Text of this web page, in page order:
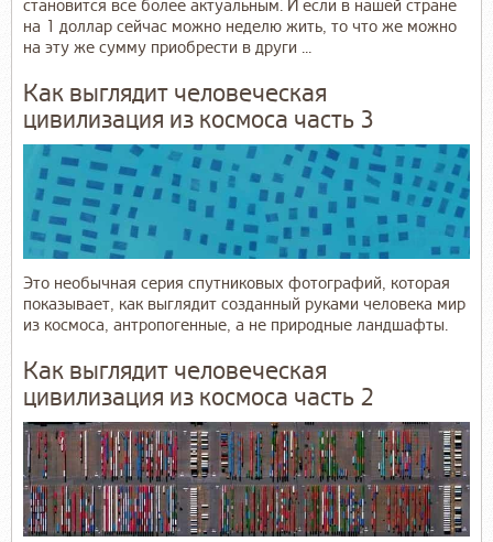
становится все более актуальным. И если в нашей стране
на 1 доллар сейчас можно неделю жить, то что же можно
на эту же сумму приобрести в други ...
Как выглядит человеческая
цивилизация из космоса часть 3
Это необычная серия спутниковых фотографий, которая
показывает, как выглядит созданный руками человека мир
из космоса, антропогенные, а не природные ландшафты.
Как выглядит человеческая
цивилизация из космоса часть 2